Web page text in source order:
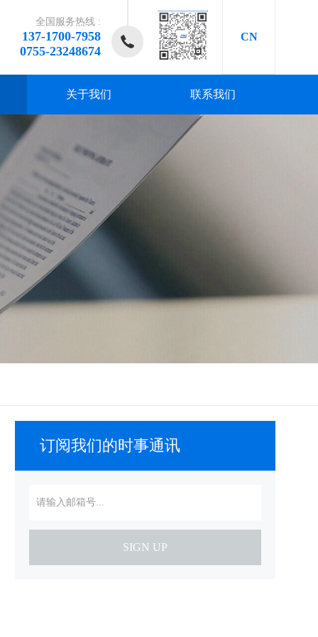
全国服务热线 :
137-1700-7958
0755-23248674
CN
、
、
、
关于我们
、
联系我们
、
订阅我们的时事通讯
SIGN UP